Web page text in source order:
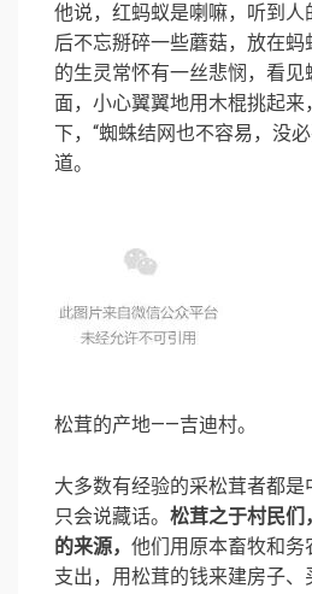
他说，红蚂蚁是喇嘛，听到人
后不忘掰碎一些蘑菇，放在
的生灵常怀有一丝悲悯，看
面，小心翼翼地用木棍挑起
下，“蜘蛛结网也不容易，没
道。
松茸的产地——吉迪村。
大多数有经验的采松茸者都是
只会说藏话。 松茸之于村民们
的来源， 他们用原本畜牧和
支出，用松茸的钱来建房子